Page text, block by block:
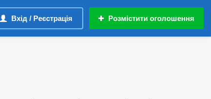
Вхід / Реєстрація Розмістити оголошення